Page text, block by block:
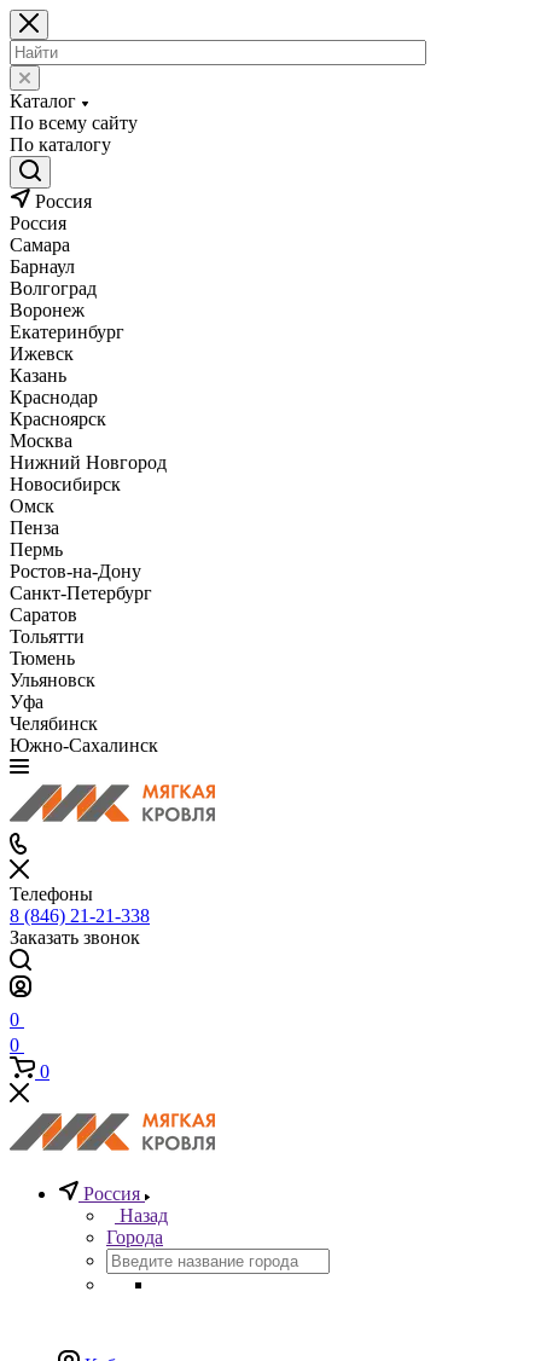
Каталог
По всему сайту
По каталогу
Россия
Россия
Самара
Барнаул
Волгоград
Воронеж
Екатеринбург
Ижевск
Казань
Краснодар
Красноярск
Москва
Нижний Новгород
Новосибирск
Омск
Пенза
Пермь
Ростов-на-Дону
Санкт-Петербург
Саратов
Тольятти
Тюмень
Ульяновск
Уфа
Челябинск
Южно-Сахалинск
Телефоны
8 (846) 21-21-338
Заказать звонок
0
0
0
Россия
Назад
Города